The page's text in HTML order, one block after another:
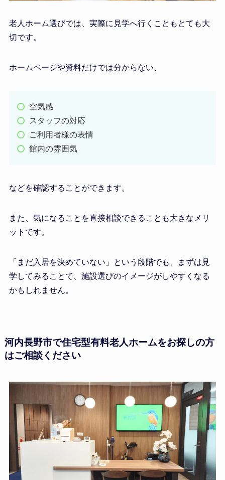
老人ホーム選びでは、実際に見学へ行くこともとても大
切です。
ホームページや資料だけでは分からない、
空気感
スタッフの対応
ご利用者様の表情
館内の雰囲気
などを確認することができます。
また、気になることを直接相談できることも大きなメリ
ットです。
「まだ入居を決めていない」という段階でも、まずは見
学してみることで、施設選びのイメージがしやすくなる
かもしれません。
河内長野市で住宅型有料老人ホームをお探しの方
はご相談ください